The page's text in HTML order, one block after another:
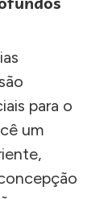
para o
um